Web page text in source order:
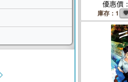
優惠價：
庫存：1